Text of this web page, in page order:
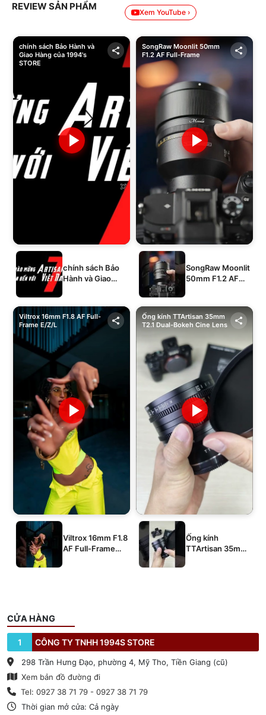
REVIEW SẢN PHẨM
Xem YouTube ›
chính sách Bảo Hành và
Giao Hàng của 1994's
STORE
chính sách Bảo
Hành và Giao
SongRaw Moonlit 50mm
F1.2 AF Full-Frame
SongRaw Moonlit
50mm F1.2 AF
Viltrox 16mm F1.8 AF Full-
Frame E/Z/L
Viltrox 16mm F1.8
AF Full-Frame
Ống kính TTArtisan 35mm
T2.1 Dual-Bokeh Cine Lens
Ống kính
TTArtisan 35mm
CỬA HÀNG
1 CÔNG TY TNHH 1994S STORE
298 Trần Hưng Đạo, phường 4, Mỹ Tho, Tiền Giang (cũ)
Xem bản đồ đường đi
Tel: 0927 38 71 79 - 0927 38 71 79
Thời gian mở cửa: Cả ngày